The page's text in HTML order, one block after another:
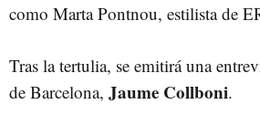
como Marta Pontnou, estilista de
Tras la tertulia, se emitirá una
de Barcelona, Jaume Collboni.